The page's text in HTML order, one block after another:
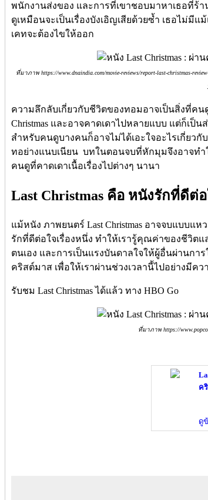
พนักงานส่งของ และการที่เขาชอบมาหาเธอที่ร้
ดูเหมือนจะเป็นเรื่องบังเอิญเสียด้วยซ้ำ เธอไม่มี
เคทจะต้องไขให้ออก
ที่มาภาพ https://www.dnaindia.com/movie-reviews/report-last-christmas-
ความลึกลับเกี่ยวกับชีวิตของทอมอาจเป็นสิ่งที่คน
Christmas และอาจคาดเดาไปหลายแบบ แต่ก็
สำหรับคนดูบางคนก็อาจไม่ได้เอะใจอะไรเกี่ยวกั
ทอย่างแนบเนียน บทในตอนจบที่หักมุมจึงอาจท
คนดูที่คาดเดาเนื้อเรื่องไปต่างๆ นานา
Last Christmas คือ หนังรักที่ดีต่
แม้หนัง ภาพยนตร์ Last Christmas อาจจบแบบ
รักที่ดีต่อใจเรื่องหนึ่ง ทำให้เรารู้คุณค่าของชีวิต
ตนเอง และการเป็นแรงบันดาลใจให้ผู้อื่นผ่านกา
คริสต์มาส เพื่อให้เราผ่านช่วงเวลานี้ไปอย่างมีคว
รับชม Last Christmas ได้แล้ว ทาง HBO Go
ที่มาภาพ https://
ค
ดู